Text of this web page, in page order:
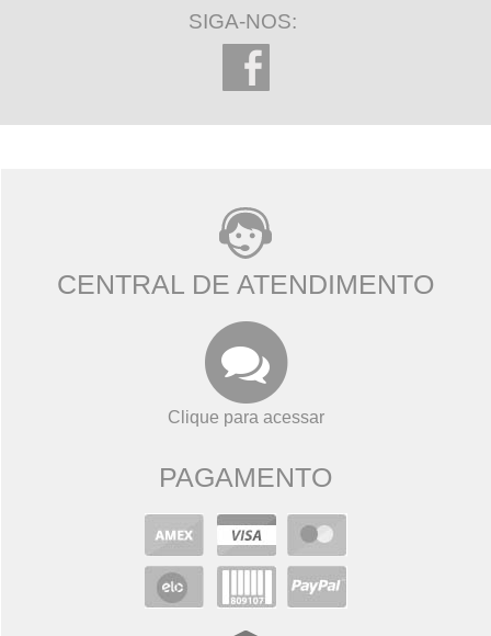
SIGA-NOS:
CENTRAL DE ATENDIMENTO
Clique para acessar
PAGAMENTO